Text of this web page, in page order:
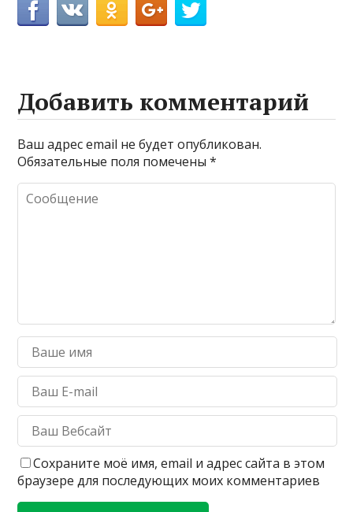
Добавить комментарий
Ваш адрес email не будет опубликован.
Обязательные поля помечены*
Сохраните моё имя, email и адрес сайта в этом
браузере для последующих моих комментариев